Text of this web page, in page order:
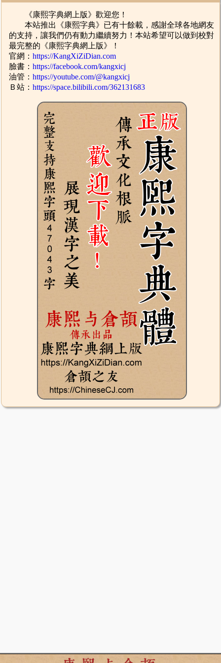
《康熙字典網上版》歡迎您！
本站推出《康熙字典》已有十餘載，感謝全球各地網友
的支持，讓我們仍有動力繼續努力！本站希望可以做到校對
最完整的《康熙字典網上版》！
官網：https://KangXiZiDian.com
臉書：https://facebook.com/kangxicj
油管：https://youtube.com/@kangxicj
Ｂ站：https://space.bilibili.com/362131683